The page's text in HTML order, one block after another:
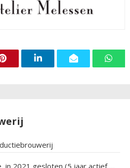
Nee, in 2021 gesloten (5 jaar actief geweest)